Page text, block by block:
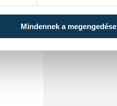
Mindennek a megengedése